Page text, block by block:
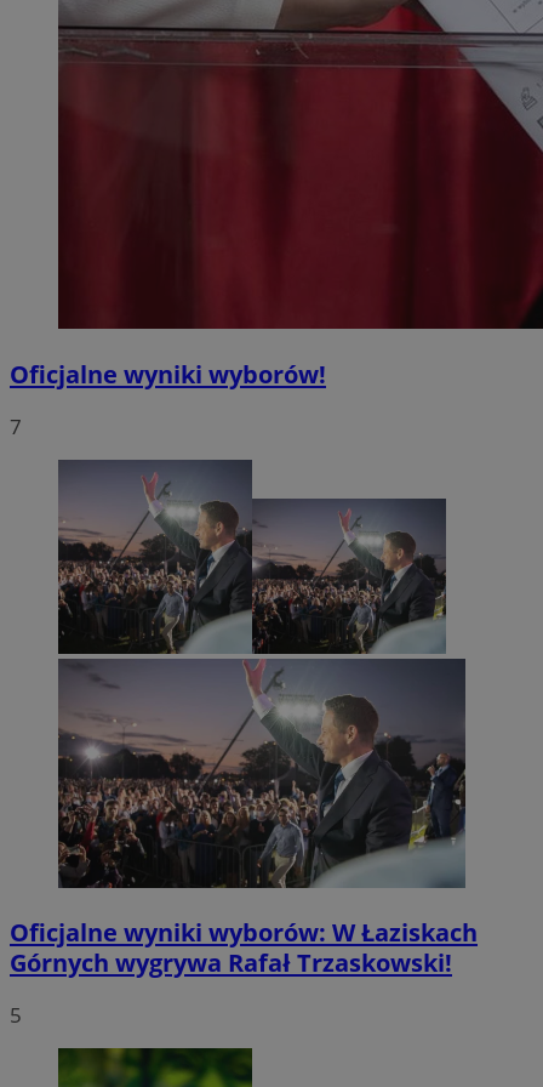
Oficjalne wyniki wyborów!
7
Oficjalne wyniki wyborów: W Łaziskach
Górnych wygrywa Rafał Trzaskowski!
5